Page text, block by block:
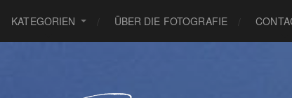
KATEGORIEN ÜBER DIE FOTOGRAFIE